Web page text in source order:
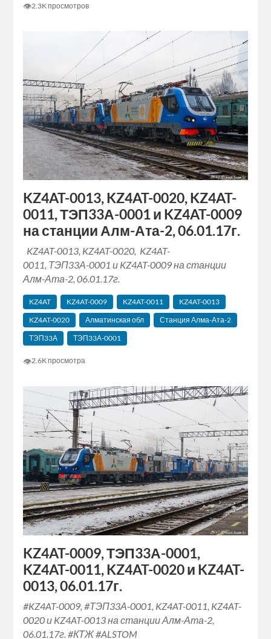
👁2.3K просмотров
KZ4AT-0013, KZ4AT-0020, KZ4AT-
0011, ТЭП33А-0001 и KZ4AT-0009
на станции Алм-Ата-2, 06.01.17г.
KZ4AT-0013, KZ4AT-0020, KZ4AT-
0011, ТЭП33А-0001 и KZ4AT-0009 на станции
Алм-Ата-2, 06.01.17г.
KZ4AT KZ4AT-0009 KZ4AT-0011
KZ4AT-0013
KZ4AT-0020
Алматинская обл
Станция Алма-Ата-2
ТЭП33А
ТЭП33А-0001
👁2.6K просмотра
KZ4AT-0009, ТЭП33А-0001,
KZ4AT-0011, KZ4AT-0020 и KZ4AT-
0013, 06.01.17г.
#KZ4AT-0009, #ТЭП33А-0001, KZ4AT-0011, KZ4AT-
0020 и KZ4AT-0013 на станции Алм-Ата-2,
06.01.17г. #КТЖ #ALSTOM